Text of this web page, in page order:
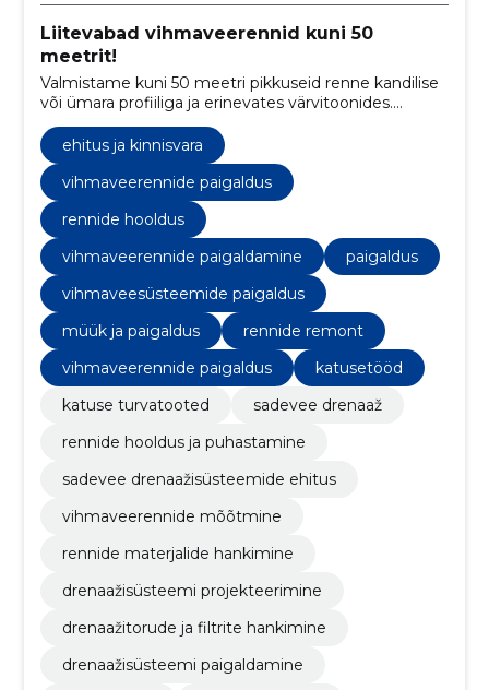
Liitevabad vihmaveerennid kuni 50
meetrit!
Valmistame kuni 50 meetri pikkuseid renne kandilise
või ümara profiiliga ja erinevates värvitoonides.
Paigaldame ja hooldame!
ehitus ja kinnisvara
vihmaveerennide paigaldus
rennide hooldus
vihmaveerennide paigaldamine
paigaldus
vihmaveesüsteemide paigaldus
müük ja paigaldus
rennide remont
vihmaveerennide paigaldus
katusetööd
katuse turvatooted
sadevee drenaaž
rennide hooldus ja puhastamine
sadevee drenaažisüsteemide ehitus
vihmaveerennide mõõtmine
rennide materjalide hankimine
drenaažisüsteemi projekteerimine
drenaažitorude ja filtrite hankimine
drenaažisüsteemi paigaldamine